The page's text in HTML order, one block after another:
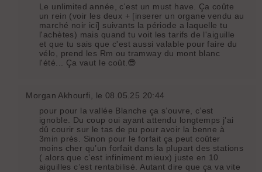
Le unlimited année, c'est un must have. Ça coûte
un rein (voir les deux + [inserer un organe vendu au
marché noir ici] suivants la période a laquelle tu
l'achètes) mais quand tu voit les tarifs de l'aiguille
et que tu sais que c'est aussi valable pour faire du
vélo, prend les Rm ou tramway du mont blanc
l'été... Ça vaut le coût.😎
Morgan Akhourfi
, le 08.05.25 20:44
pour pour la vallée Blanche ça s’ouvre, c’est
ignoble. Du coup oui ayant attendu longtemps j’ai
dû courir sur le tas de pu pour avoir la benne à
3min près. Sinon pour le forfait ça peut coûter
moins cher qu’un forfait dans la plupart des stations
( alors que c’est infiniment mieux) juste en 10
aiguilles c’est rentabilisé. Autant dire que ça va vite